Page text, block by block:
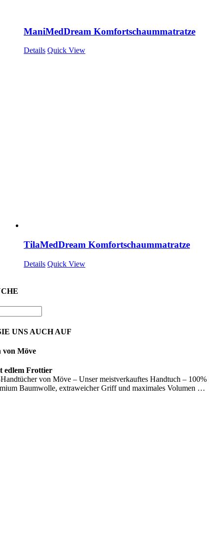
ManiMedDream Komfortschaummatratze
Details Quick View
TilaMedDream Komfortschaummatratze
Details Quick View
UNS AUCH AUF
von Möve
edlem Frottier
von Möve – Unser meistverkauftes Handtuch – 100%
Baumwolle, extraweicher Griff und maximales Volumen …